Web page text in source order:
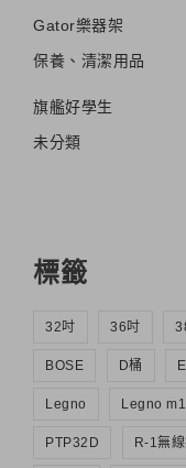
Gator樂器架
保養、清潔用品
旗艦好學生
未分類
標籤
32吋 36吋
BOSE D桶
Legno Legno m1
PTP32D R-1無